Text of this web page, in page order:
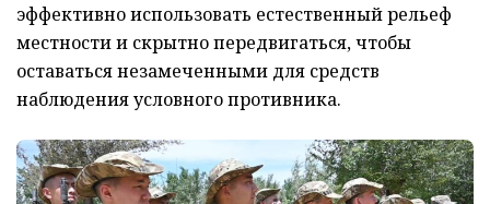
эффективно использовать естественный рельеф
местности и скрытно передвигаться, чтобы
оставаться незамеченными для средств
наблюдения условного противника.